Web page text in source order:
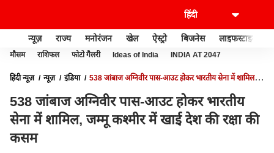
न्यूज़ राज्य मनोरंजन खेल ऐस्ट्रो बिजनेस लाइफस्टाइल
मौसम राशिफल फोटो गैलरी Ideas of India INDIA AT 2047
हिंदी न्यूज़ न्यूज़ इंडिया
538 जांबाज अग्निवीर पास-आउट होकर भारतीय सेना में शामिल,
538 जांबाज अग्निवीर पास-आउट होकर भारतीय
सेना में शामिल, जम्मू कश्मीर में खाई देश की रक्षा की
कसम